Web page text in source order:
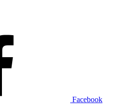
Facebook